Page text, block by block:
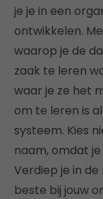
je je in een
ontwikkelen.
waarop je de
zaak te leren
waar je ze het
om te leren is
systeem. Kies
naam, omdat
Verdiep je in
beste bij jouw